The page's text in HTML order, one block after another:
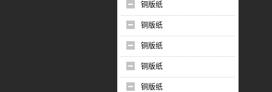
铜版纸
铜版纸
铜版纸
铜版纸
铜版纸